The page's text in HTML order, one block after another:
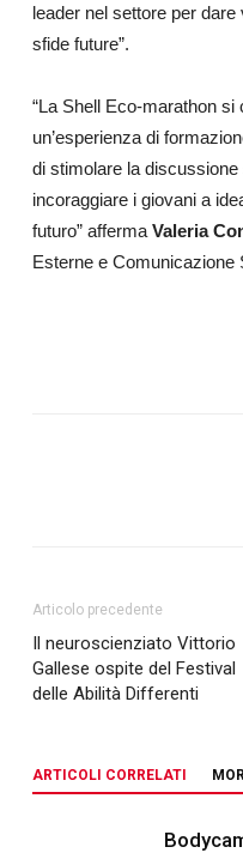
leader nel settore per dare
sfide future”.
“La Shell Eco-marathon si
un’esperienza di
di stimolare la
incoraggiare i giovani a
futuro” afferma Valeria
Esterne e Comunicazione
Articolo precedente
Il neuroscienziato Vittorio
Gallese ospite del Festival
delle Abilità Differenti
ARTICOLI CORRELATI